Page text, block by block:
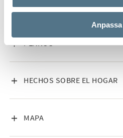
Anpassa
PLANOS
VISA INNEHÅLL
HECHOS SOBRE EL HOGAR
VISA INNEHÅLL
MAPA
VISA INNEHÅLL